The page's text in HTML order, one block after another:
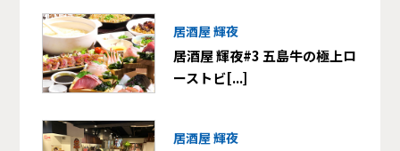
居酒屋 輝夜
居酒屋 輝夜#3 五島牛の極上ロ
ーストビ[...]
居酒屋 輝夜